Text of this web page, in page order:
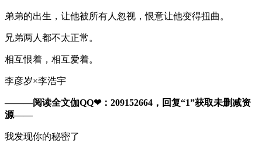
弟弟的出生，让他被所有人忽视，恨意让他变得扭曲。
兄弟两人都不太正常。
相互恨着，相互爱着。
李彦岁×李浩宇
———阅读全文伽QQ❤：209152664，回复“1”获取未删减资
源—​​​​—
我发现你的秘密了